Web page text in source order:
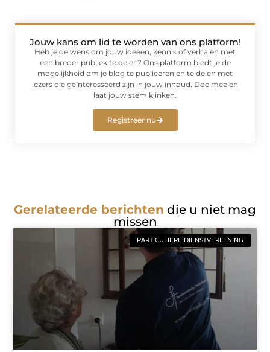
Jouw kans om lid te worden van ons platform!
Heb je de wens om jouw ideeën, kennis of verhalen met
een breder publiek te delen? Ons platform biedt je de
mogelijkheid om je blog te publiceren en te delen met
lezers die geïnteresseerd zijn in jouw inhoud. Doe mee en
laat jouw stem klinken.
Registreer nu
Gerelateerde berichten die u niet mag
missen
PARTICULIERE DIENSTVERLENING